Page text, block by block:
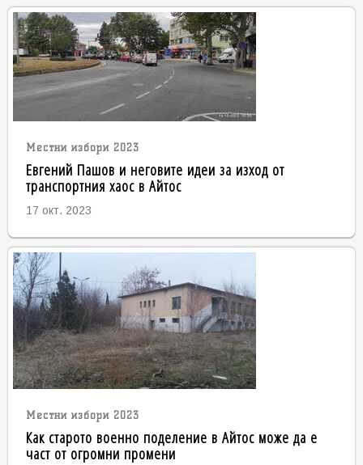
Местни избори 2023
Евгений Пашов и неговите идеи за изход от
транспортния хаос в Айтос
17 окт. 2023
Местни избори 2023
Как старото военно поделение в Айтос може да е
част от огромни промени